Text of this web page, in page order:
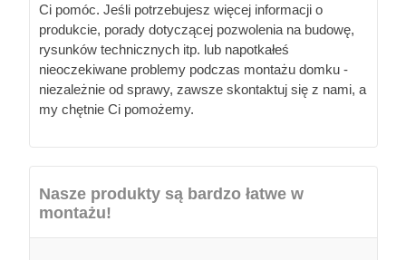
Ci pomóc. Jeśli potrzebujesz więcej informacji o
produkcie, porady dotyczącej pozwolenia na budowę,
rysunków technicznych itp. lub napotkałeś
nieoczekiwane problemy podczas montażu domku -
niezależnie od sprawy, zawsze skontaktuj się z nami, a
my chętnie Ci pomożemy.
Nasze produkty są bardzo łatwe w
montażu!